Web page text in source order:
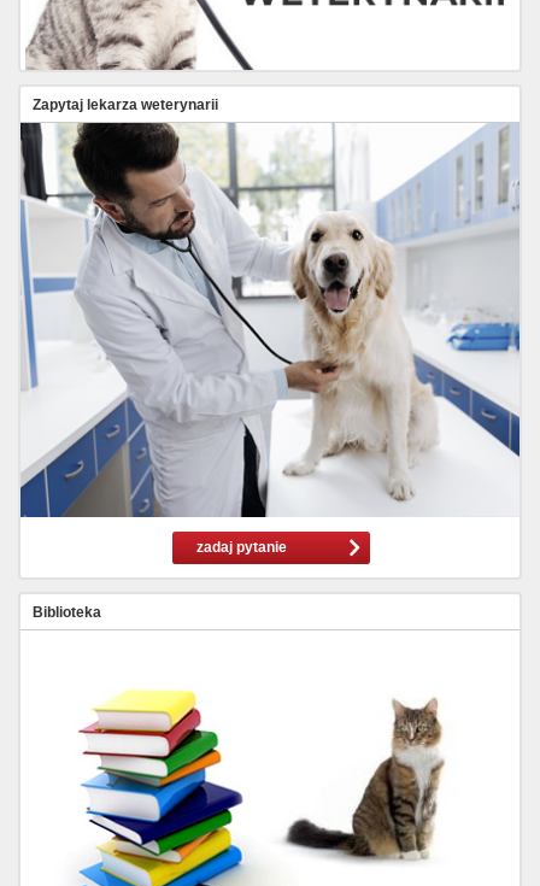
Zapytaj lekarza weterynarii
zadaj pytanie
Biblioteka